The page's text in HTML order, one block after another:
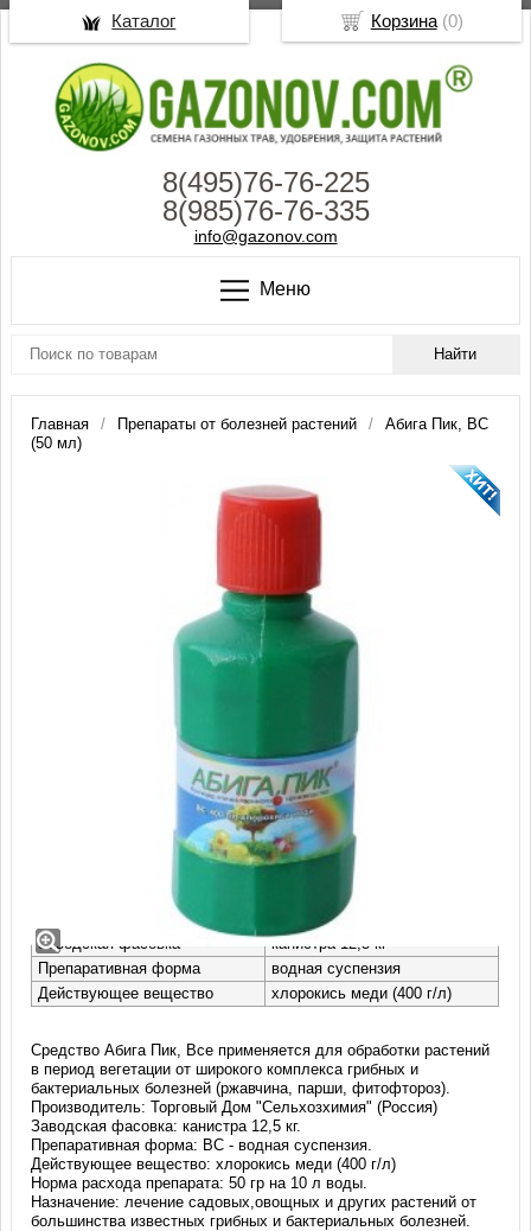
8(495)76-76-225
8(985)76-76-335
info@gazonov.com
Меню
Главная Препараты от болезней растений
Абига Пик, ВС
(50 мл)
Абига Пик, ВС (50 мл)
Торговый Дом
"Сельхозхимия"
Заводская фасовка
канистра 12,5 кг
Препаративная форма
водная суспензия
Действующее вещество
хлорокись меди (400 г/л)
Средство Абига Пик, Все применяется для обработки растений
в период вегетации от широкого комплекса грибных и
бактериальных болезней (ржавчина, парши, фитофтороз).
Производитель: Торговый Дом "Сельхозхимия" (Россия)
Заводская фасовка: канистра 12,5 кг.
Препаративная форма: ВС - водная суспензия.
Действующее вещество: хлорокись меди (400 г/л)
Норма расхода препарата: 50 гр на 10 л воды.
Назначение: лечение садовых,овощных и других растений от
большинства известных грибных и бактериальных болезней.
Корзина(0)
Каталог